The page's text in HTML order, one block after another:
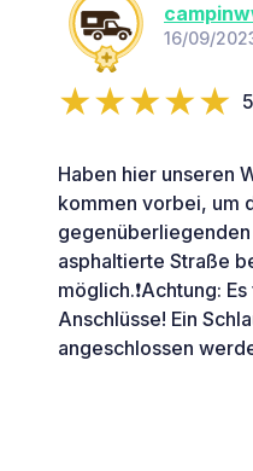
16/09/
Haben hier unseren
kommen vorbei, um
asphaltierte Straße
möglich.❗️Achtung:
Anschlüsse! Ein
angeschlossen